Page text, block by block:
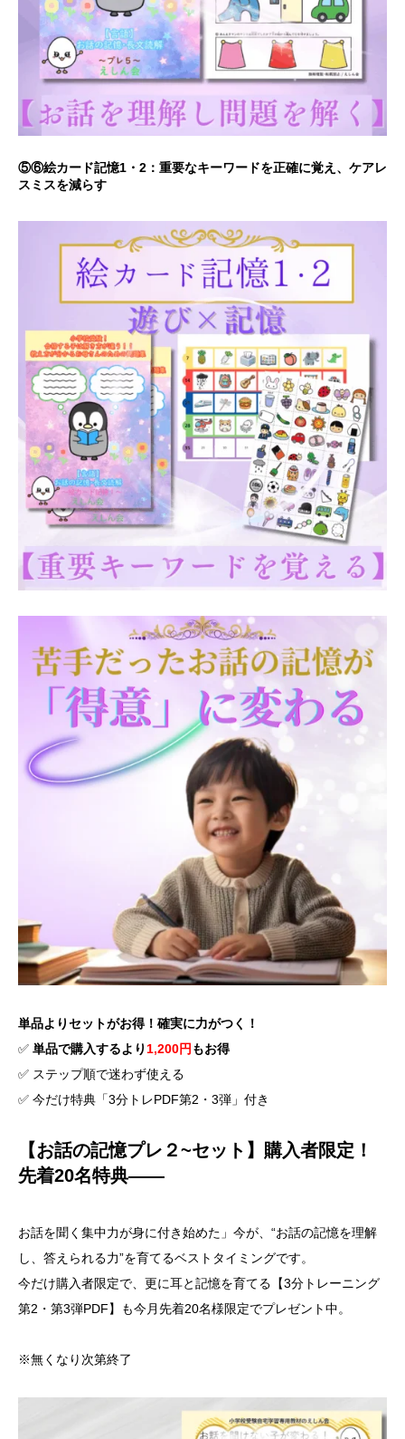
⑤⑥絵カード記憶1・2：重要なキーワードを正確に覚え、ケアレ
スミスを減らす
単品よりセットがお得！確実に力がつく！
✅ 単品で購入するより 1,200円もお得
✅ ステップ順で迷わず使える
✅ 今だけ特典「3分トレPDF第2・3弾」付き
【お話の記憶プレ２~セット】購入者限定！
先着20名特典——
お話を聞く集中力が身に付き始めた」今が、“お話の記憶を理解
し、答えられる力”を育てるベストタイミングです。
今だけ購入者限定で、更に耳と記憶を育てる【3分トレーニング
第2・第3弾PDF】も今月先着20名様限定でプレゼント中。
※無くなり次第終了